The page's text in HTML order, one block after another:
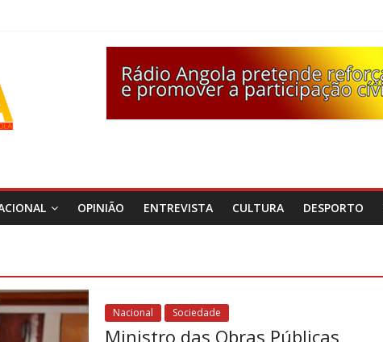
OPINIÃO ENTREVISTA CULTURA DESPORTO
Nacional Sociedade
Ministro das Obras Públicas